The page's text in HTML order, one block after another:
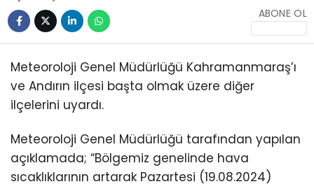
DÜNYA
SPOR
SAĞLIK
KÜLTÜR/SANAT
ABONE OL
Meteoroloji Genel Müdürlüğü Kahramanmaraş’ı
ve Andırın ilçesi başta olmak üzere diğer
ilçelerini uyardı.
Meteoroloji Genel Müdürlüğü tarafından yapılan
açıklamada; “Bölgemiz genelinde hava
sıcaklıklarının artarak Pazartesi (19.08.2024)